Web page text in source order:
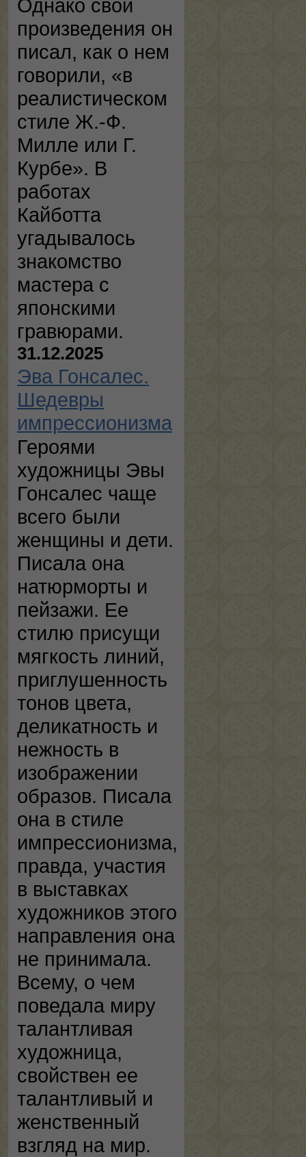
Однако свои
произведения он
писал, как о нем
говорили, «в
реалистическом
стиле Ж.-Ф.
Милле или Г.
Курбе». В
работах
Кайботта
угадывалось
знакомство
мастера с
японскими
гравюрами.
31.12.2025
Эва Гонсалес.
Шедевры
импрессионизма
Героями
художницы Эвы
Гонсалес чаще
всего были
женщины и дети.
Писала она
натюрморты и
пейзажи. Ее
стилю присущи
мягкость линий,
приглушенность
тонов цвета,
деликатность и
нежность в
изображении
образов. Писала
она в стиле
импрессионизма,
правда, участия
в выставках
художников этого
направления она
не принимала.
Всему, о чем
поведала миру
талантливая
художница,
свойствен ее
талантливый и
женственный
взгляд на мир.